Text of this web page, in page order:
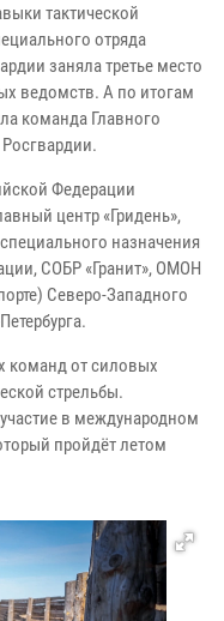
тактической
отряда
заняла третье место
ведомств. А по итогам
команда Главного
Росгвардии.
Федерации
центр «Гридень»,
назначения
СОБР «Гранит», ОМОН
Северо-Западного
команд от силовых
стрельбы.
в международном
пройдёт летом